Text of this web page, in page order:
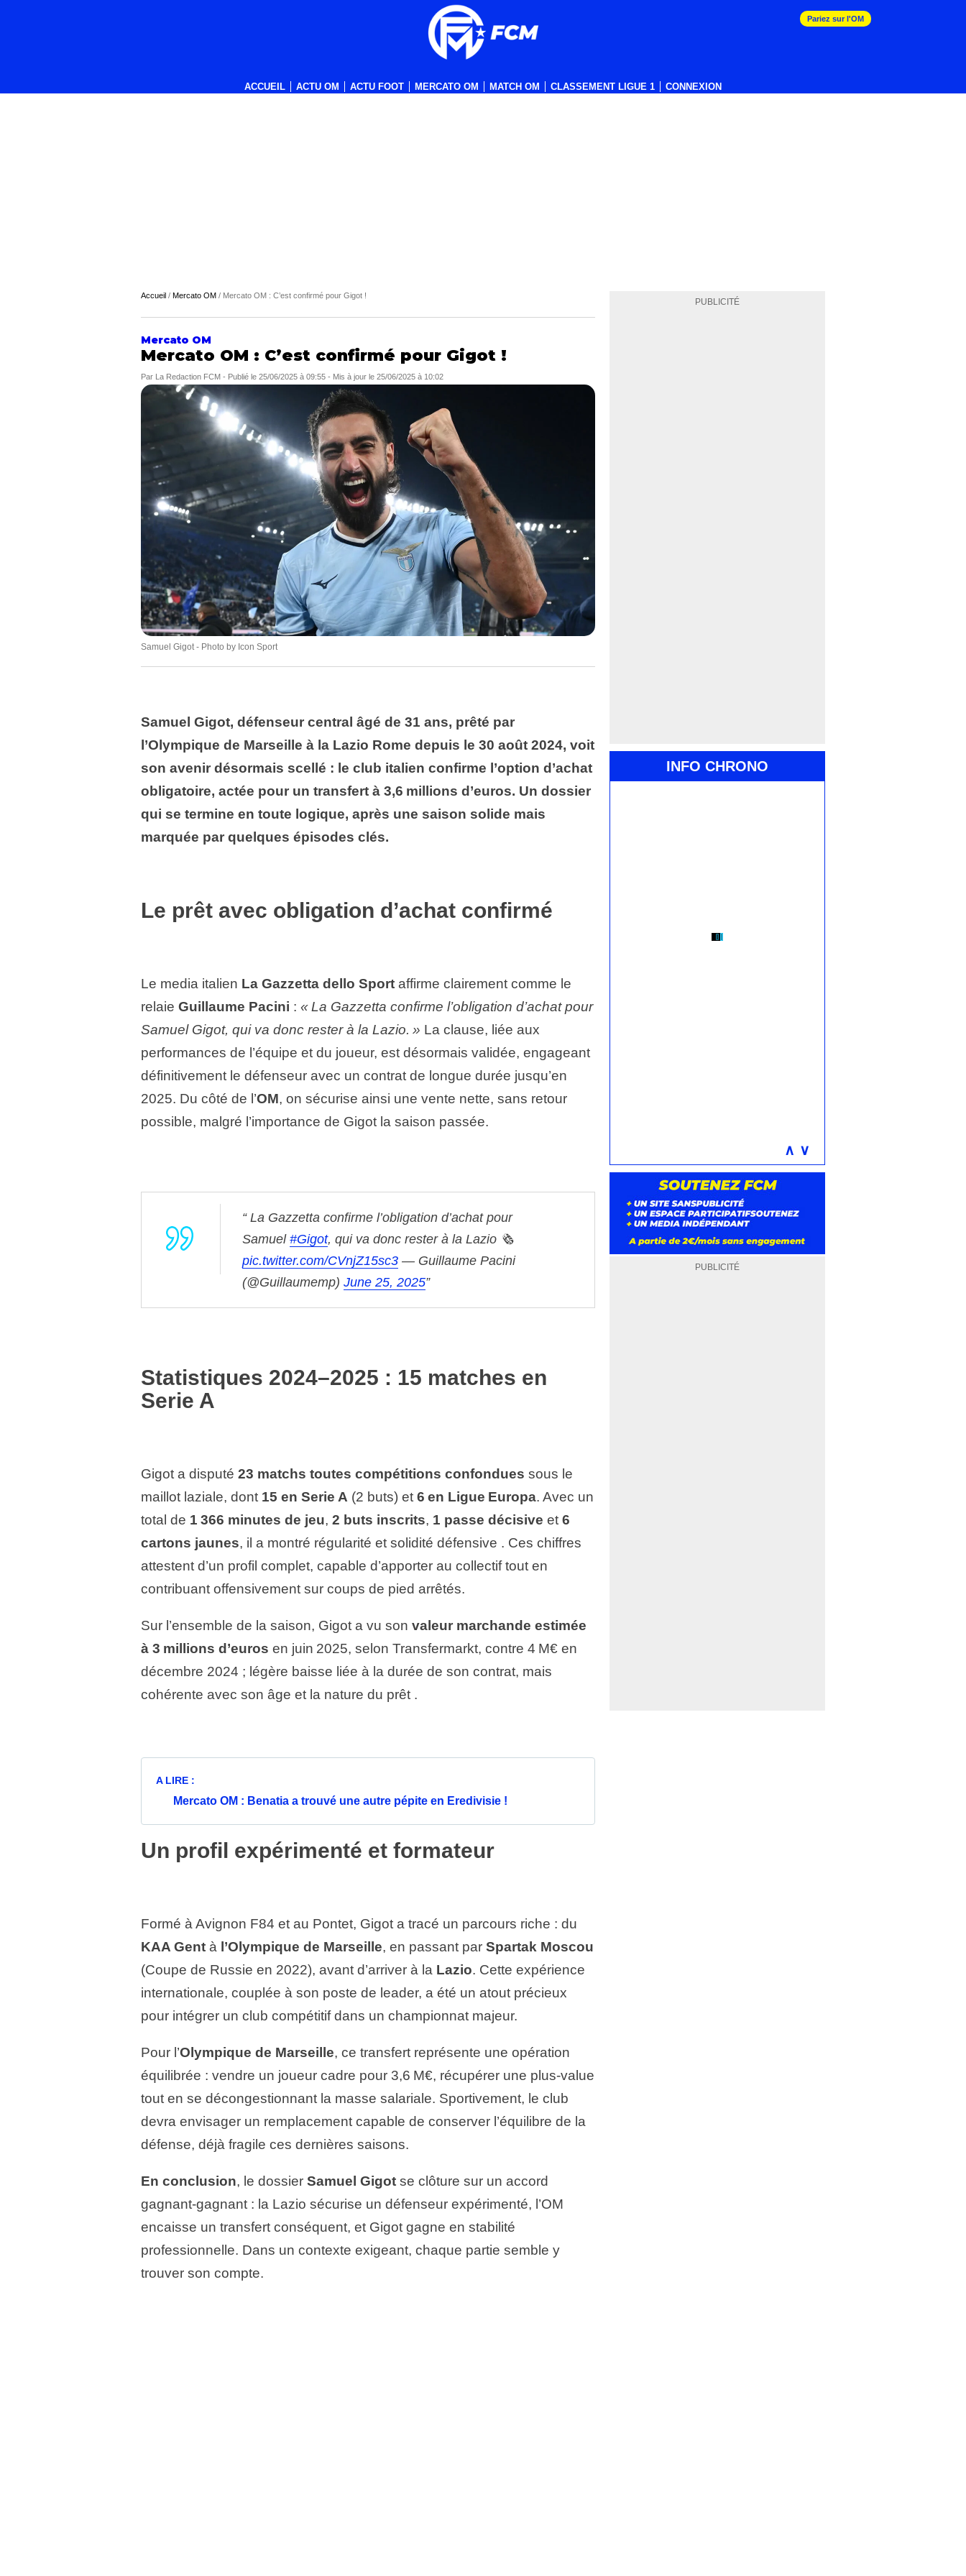
ACCUEIL ACTU OM ACTU FOOT MERCATO OM MATCH OM CLASSEMENT LIGUE 1 CONNEXION
Pariez sur l'OM
PUBLICITÉ
INFO CHRONO
∧ ∨
PUBLICITÉ
Accueil / Mercato OM / Mercato OM : C’est confirmé pour Gigot !
Mercato OM
Mercato OM : C’est confirmé pour Gigot !
Par La Redaction FCM - Publié le 25/06/2025 à 09:55 - Mis à jour le 25/06/2025 à 10:02
Samuel Gigot - Photo by Icon Sport
Samuel Gigot, défenseur central âgé de 31 ans, prêté par
l’Olympique de Marseille à la Lazio Rome depuis le 30 août 2024, voit
son avenir désormais scellé : le club italien confirme l’option d’achat
obligatoire, actée pour un transfert à 3,6 millions d’euros. Un dossier
qui se termine en toute logique, après une saison solide mais
marquée par quelques épisodes clés.
Le prêt avec obligation d’achat confirmé
Le media italien La Gazzetta dello Sport affirme clairement comme le
relaie Guillaume Pacini : « La Gazzetta confirme l’obligation d’achat pour
Samuel Gigot, qui va donc rester à la Lazio. » La clause, liée aux
performances de l’équipe et du joueur, est désormais validée, engageant
définitivement le défenseur avec un contrat de longue durée jusqu’en
2025. Du côté de l’OM, on sécurise ainsi une vente nette, sans retour
possible, malgré l’importance de Gigot la saison passée.
La Gazzetta confirme l’obligation d’achat pour
Samuel #Gigot, qui va donc rester à la Lazio 🗞️
pic.twitter.com/CVnjZ15sc3 — Guillaume Pacini
(@Guillaumemp) June 25, 2025
Statistiques 2024–2025 : 15 matches en
Serie A
Gigot a disputé 23 matchs toutes compétitions confondues sous le
maillot laziale, dont 15 en Serie A (2 buts) et 6 en Ligue Europa. Avec un
total de 1 366 minutes de jeu, 2 buts inscrits, 1 passe décisive et 6
cartons jaunes, il a montré régularité et solidité défensive . Ces chiffres
attestent d’un profil complet, capable d’apporter au collectif tout en
contribuant offensivement sur coups de pied arrêtés.
Sur l’ensemble de la saison, Gigot a vu son valeur marchande estimée
à 3 millions d’euros en juin 2025, selon Transfermarkt, contre 4 M€ en
décembre 2024 ; légère baisse liée à la durée de son contrat, mais
cohérente avec son âge et la nature du prêt .
A LIRE :
Mercato OM : Benatia a trouvé une autre pépite en Eredivisie !
Un profil expérimenté et formateur
Formé à Avignon F84 et au Pontet, Gigot a tracé un parcours riche : du
KAA Gent à l’Olympique de Marseille, en passant par Spartak Moscou
(Coupe de Russie en 2022), avant d’arriver à la Lazio. Cette expérience
internationale, couplée à son poste de leader, a été un atout précieux
pour intégrer un club compétitif dans un championnat majeur.
Pour l’Olympique de Marseille, ce transfert représente une opération
équilibrée : vendre un joueur cadre pour 3,6 M€, récupérer une plus‑value
tout en se décongestionnant la masse salariale. Sportivement, le club
devra envisager un remplacement capable de conserver l’équilibre de la
défense, déjà fragile ces dernières saisons.
En conclusion, le dossier Samuel Gigot se clôture sur un accord
gagnant‑gagnant : la Lazio sécurise un défenseur expérimenté, l’OM
encaisse un transfert conséquent, et Gigot gagne en stabilité
professionnelle. Dans un contexte exigeant, chaque partie semble y
trouver son compte.